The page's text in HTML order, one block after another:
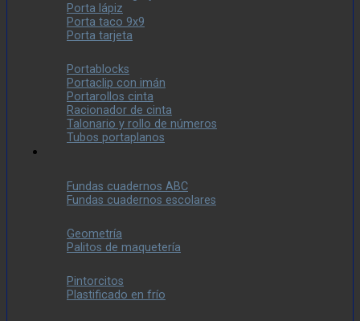
Porta lápiz
Porta taco 9x9
Porta tarjeta
Portablocks
Portaclip con imán
Portarollos cinta
Racionador de cinta
Talonario y rollo de números
Tubos portaplanos
Fundas cuadernos ABC
Fundas cuadernos escolares
Geometría
Palitos de maquetería
Pintorcitos
Plastificado en frío